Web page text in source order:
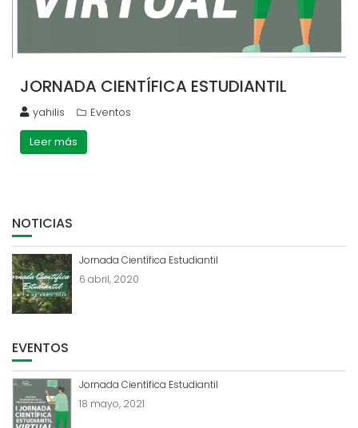
JORNADA CIENTÍFICA ESTUDIANTIL
yahilis
Eventos
Leer más
NOTICIAS
Jornada Científica Estudiantil
6 abril, 2020
EVENTOS
Jornada Científica Estudiantil
18 mayo, 2021